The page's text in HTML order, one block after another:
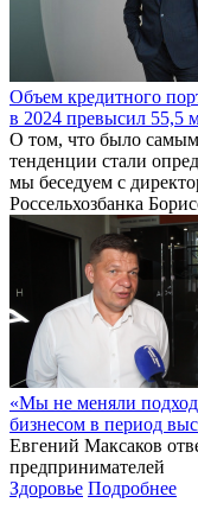
Объем кредитного
в 2024 превысил 55,5
О том, что было
тенденции стали
мы беседуем с
Россельхозбанка
«Мы не меняли
бизнесом в период
Евгений Максаков
предпринимателей
Здоровье Подробнее